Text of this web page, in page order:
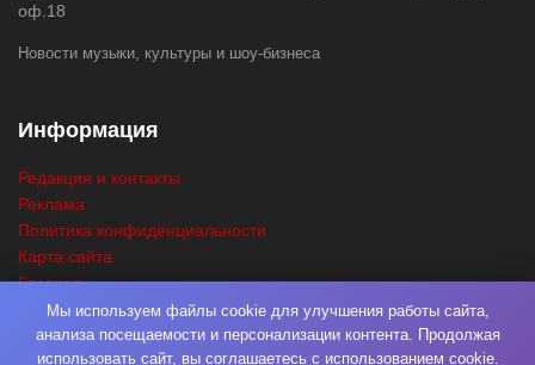
оф.18
Новости музыки, культуры и шоу-бизнеса
Информация
Редакция и контакты
Реклама
Политика конфиденциальности
Карта сайта
Главная
ПоискМы используем файлы cookie для улучшения работы сайта,
анализа посещаемости и персонализации контента. Продолжая
использовать сайт, вы соглашаетесь с использованием cookie.